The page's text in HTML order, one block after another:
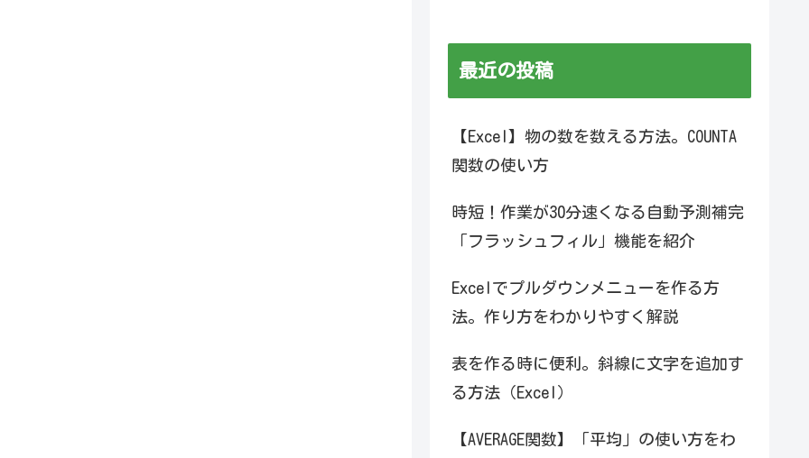
最近の投稿
【Excel】物の数を数える方法。COUNTA
関数の使い方
時短！作業が30分速くなる自動予測補完
「フラッシュフィル」機能を紹介
Excelでプルダウンメニューを作る方
法。作り方をわかりやすく解説
表を作る時に便利。斜線に文字を追加す
る方法（Excel）
【AVERAGE関数】「平均」の使い方をわ